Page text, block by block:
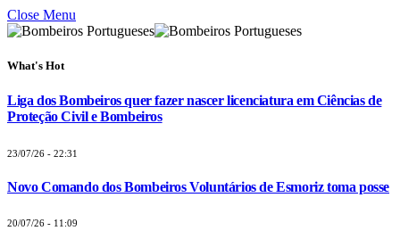
Close Menu
What's Hot
Liga dos Bombeiros quer fazer nascer licenciatura em Ciências de
Proteção Civil e Bombeiros
23/07/26 - 22:31
Novo Comando dos Bombeiros Voluntários de Esmoriz toma posse
20/07/26 - 11:09